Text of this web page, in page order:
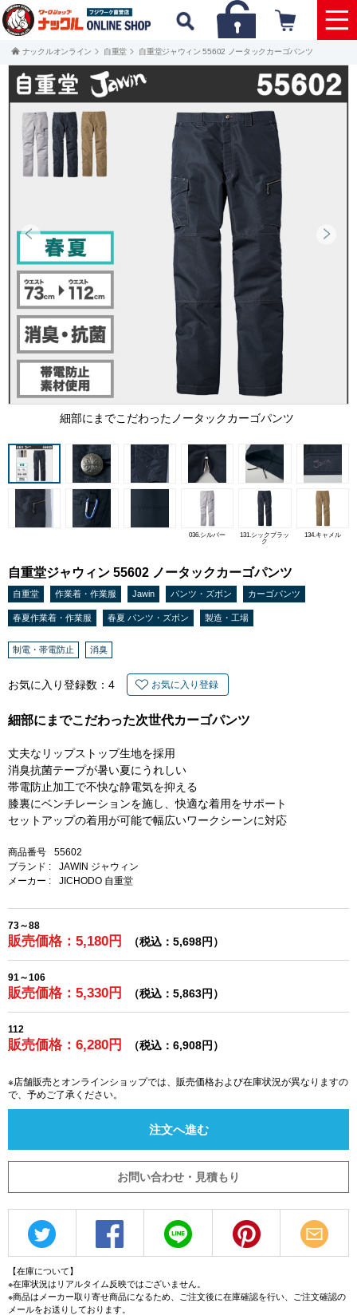
ナックルオンライン 自重堂 自重堂ジャウィン 55602 ノータックカーゴパンツ
細部にまでこだわったノータックカーゴパンツ
036.シルバー
131.シックブラッ
ク
134.キャメル
自重堂ジャウィン 55602 ノータックカーゴパンツ
自重堂 作業着・作業服 Jawin パンツ・ズボン カーゴパンツ
春夏作業着・作業服 春夏 パンツ・ズボン 製造・工場
制電・帯電防止 消臭
お気に入り登録数： 4 お気に入り登録
細部にまでこだわった次世代カーゴパンツ
丈夫なリップストップ生地を採用
消臭抗菌テープが暑い夏にうれしい
帯電防止加工で不快な静電気を抑える
膝裏にベンチレーションを施し、快適な着用をサポート
セットアップの着用が可能で幅広いワークシーンに対応
商品番号
55602
ブランド :
JAWIN ジャウィン
メーカー :
JICHODO 自重堂
73～88
販売価格：5,180円 （税込：5,698円）
91～106
販売価格：5,330円 （税込：5,863円）
112
販売価格：6,280円 （税込：6,908円）
※店舗販売とオンラインショップでは、販売価格および在庫状況が異なりますの
で、予めご了承ください。
注文へ進む
お問い合わせ・見積もり
【在庫について】
※在庫状況はリアルタイム反映ではございません。
※商品はメーカー取り寄せ商品になるため、ご注文後に在庫確認を行い、ご注文確認の
メールをお送りしております。